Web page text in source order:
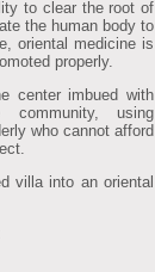
to clear the root of
the human body to
oriental medicine is
properly.
center imbued with
community, using
who cannot afford
villa into an oriental